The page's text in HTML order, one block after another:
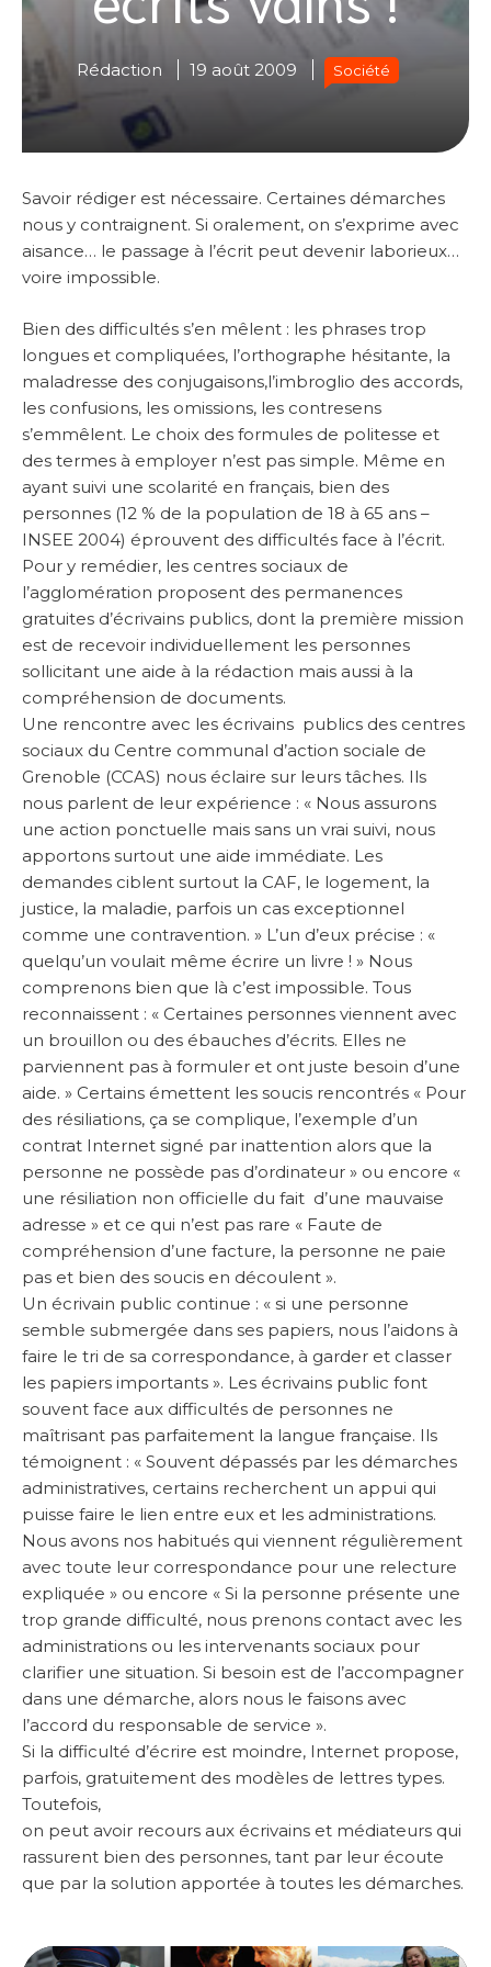
Rédaction 19 août 2009 Société
Savoir rédiger est nécessaire. Certaines démarches
nous y contraignent. Si oralement, on s’exprime avec
aisance… le passage à l’écrit peut devenir laborieux…
voire impossible.
Bien des difficultés s’en mêlent : les phrases trop
longues et compliquées, l’orthographe hésitante, la
maladresse des conjugaisons,l’imbroglio des accords,
les confusions, les omissions, les contresens
s’emmêlent. Le choix des formules de politesse et
des termes à employer n’est pas simple. Même en
ayant suivi une scolarité en français, bien des
personnes (12 % de la population de 18 à 65 ans –
INSEE 2004) éprouvent des difficultés face à l’écrit.
Pour y remédier, les centres sociaux de
l’agglomération proposent des permanences
gratuites d’écrivains publics, dont la première mission
est de recevoir individuellement les personnes
sollicitant une aide à la rédaction mais aussi à la
compréhension de documents.
Une rencontre avec les écrivains publics des centres
sociaux du Centre communal d’action sociale de
Grenoble (CCAS) nous éclaire sur leurs tâches. Ils
nous parlent de leur expérience : « Nous assurons
une action ponctuelle mais sans un vrai suivi, nous
apportons surtout une aide immédiate. Les
demandes ciblent surtout la CAF, le logement, la
justice, la maladie, parfois un cas exceptionnel
comme une contravention. » L’un d’eux précise : «
quelqu’un voulait même écrire un livre ! » Nous
comprenons bien que là c’est impossible. Tous
reconnaissent : « Certaines personnes viennent avec
un brouillon ou des ébauches d’écrits. Elles ne
parviennent pas à formuler et ont juste besoin d’une
aide. » Certains émettent les soucis rencontrés « Pour
des résiliations, ça se complique, l’exemple d’un
contrat Internet signé par inattention alors que la
personne ne possède pas d’ordinateur » ou encore «
une résiliation non officielle du fait d’une mauvaise
adresse » et ce qui n’est pas rare « Faute de
compréhension d’une facture, la personne ne paie
pas et bien des soucis en découlent ».
Un écrivain public continue : « si une personne
semble submergée dans ses papiers, nous l’aidons à
faire le tri de sa correspondance, à garder et classer
les papiers importants ». Les écrivains public font
souvent face aux difficultés de personnes ne
maîtrisant pas parfaitement la langue française. Ils
témoignent : « Souvent dépassés par les démarches
administratives, certains recherchent un appui qui
puisse faire le lien entre eux et les administrations.
Nous avons nos habitués qui viennent régulièrement
avec toute leur correspondance pour une relecture
expliquée » ou encore « Si la personne présente une
trop grande difficulté, nous prenons contact avec les
administrations ou les intervenants sociaux pour
clarifier une situation. Si besoin est de l’accompagner
dans une démarche, alors nous le faisons avec
l’accord du responsable de service ».
Si la difficulté d’écrire est moindre, Internet propose,
parfois, gratuitement des modèles de lettres types.
Toutefois,
on peut avoir recours aux écrivains et médiateurs qui
rassurent bien des personnes, tant par leur écoute
que par la solution apportée à toutes les démarches.